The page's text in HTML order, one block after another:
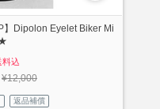
】Dipolon Eyelet Biker Mi
料込
¥12,000
返品補償